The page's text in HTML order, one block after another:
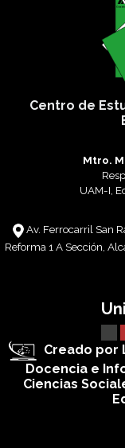
Centro de
Mtro.
UAM-I,
Av. Ferrocarril San
Reforma 1 A Sección,
Creado por
Docencia e
Ciencias